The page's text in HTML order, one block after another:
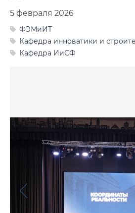
Выступления, доклады,
Календарь мероприятий
Корпоративные издания
Анкеты и опросы
Контакты для СМИ
5 февраля 2026
ФЭМиИТ
Кафедра инноватики и
Кафедра ИиСФ